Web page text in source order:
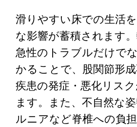
滑りやすい床での生活
な影響が蓄積されます
急性のトラブルだけで
かることで、股関節形
疾患の発症・悪化リス
ます。また、不自然な
ルニアなど脊椎への負